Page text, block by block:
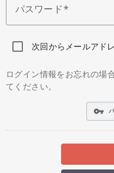
パスワード
次回からメールアド
ログイン情報をお忘れの場
てください。
vpn_key